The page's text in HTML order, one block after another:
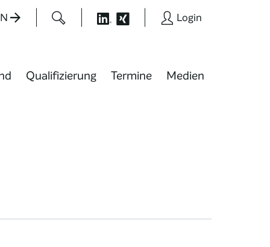
Login
Qualifizierung Termine Medien